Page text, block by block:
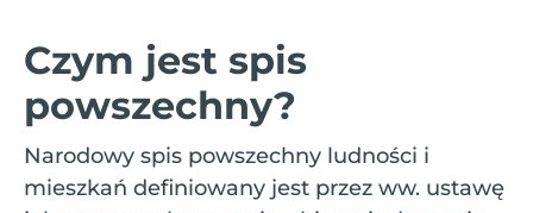
Czym jest spis
powszechny?
Narodowy spis powszechny ludności i
mieszkań definiowany jest przez ww. ustawę